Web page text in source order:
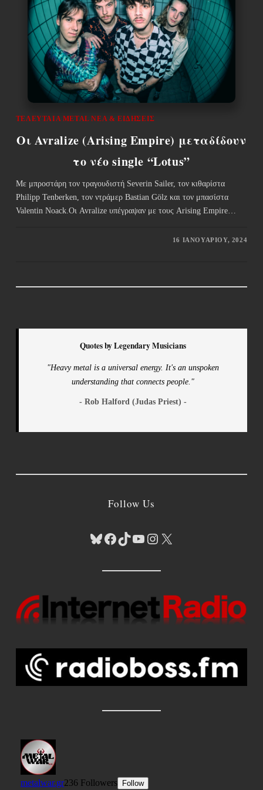
ΤΕΛΕΥΤΑΊΑ METAL ΝΈΑ & EΙΔΉΣΕΙΣ
Οι Avralize (Arising Empire) μεταδίδουν
το νέο single “Lotus”
Με μπροστάρη τον τραγουδιστή Severin Sailer, τον κιθαρίστα
Philipp Tenberken, τον ντράμερ Bastian Gölz και τον μπασίστα
Valentin Noack.Οι Avralize υπέγραψαν με τους Arising Empire…
16 ΙΑΝΟΥΑΡΊΟΥ, 2024
Quotes by Legendary Musicians
"Heavy metal is a universal energy. It's an unspoken
understanding that connects people."
- Rob Halford (Judas Priest) -
Follow Us